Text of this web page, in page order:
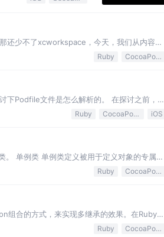
还少不了xcworkspace，今天，我们从内容格
Ruby CocoaPods
Podfile文件是怎么解析的。 在探讨之前，我
Ruby CocoaPods iOS
单例类 单例类定义被用于定义对象的专属示
Ruby CocoaPods
合的方式，来实现多继承的效果。在Ruby
Ruby CocoaPods